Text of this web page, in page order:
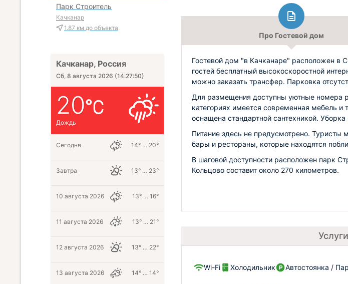
Про Гостевой дом
Гостевой дом "в Качканаре" расположен в
гостей бесплатный высокоскоростной
можно заказать трансфер. Парковка
Для размещения доступны уютные номера
категориях имеется современная мебель и
оснащена стандартной сантехникой.
Питание здесь не предусмотрено. Туристы
бары и рестораны, которые находятся
В шаговой доступности расположен парк
Кольцово составит около 270 километров.
Wi-Fi Холодильник Автостоянка /
Парк Строитель
Качканар
1.87 км до объекта
Качканар, Россия
Сб, 8 августа 2026 (14:27:52)
20
Дождь
Сегодня 14° … 20°
Завтра 13° … 23°
10 августа 2026 13° … 16°
11 августа 2026 13° … 21°
12 августа 2026 13° … 22°
13 августа 2026 14° … 14°